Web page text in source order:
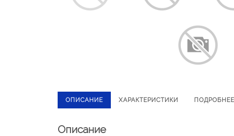
ОПИСАНИЕ ХАРАКТЕРИСТИКИ ПОДРОБНЕЕ
Описание